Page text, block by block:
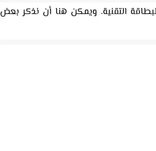
التقنية. ويمكن هنا أن نذكر بعض